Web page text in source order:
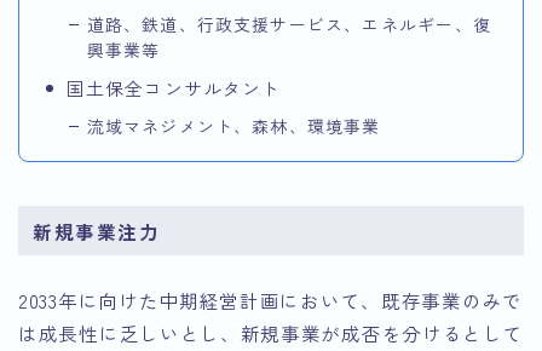
道路、鉄道、行政支援サービス、エネルギー、復
興事業等
国土保全コンサルタント
流域マネジメント、森林、環境事業
新規事業注力
2033年に向けた中期経営計画において、既存事業のみで
は成長性に乏しいとし、新規事業が成否を分けるとして